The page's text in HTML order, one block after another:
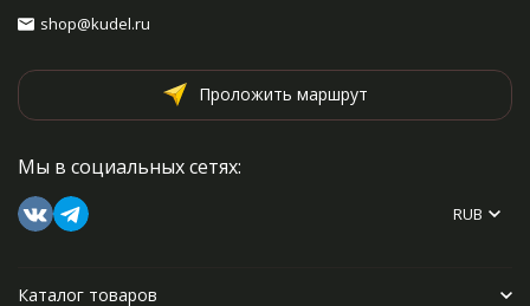
shop@kudel.ru
Проложить маршрут
Мы в социальных сетях:
RUB
Каталог товаров